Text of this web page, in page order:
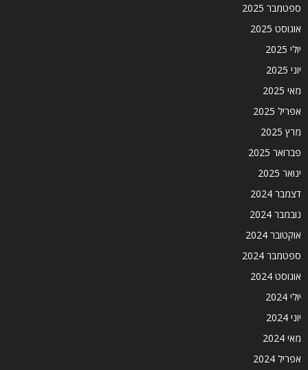
ספטמבר 2025
אוגוסט 2025
יולי 2025
יוני 2025
מאי 2025
אפריל 2025
מרץ 2025
פברואר 2025
ינואר 2025
דצמבר 2024
נובמבר 2024
אוקטובר 2024
ספטמבר 2024
אוגוסט 2024
יולי 2024
יוני 2024
מאי 2024
אפריל 2024